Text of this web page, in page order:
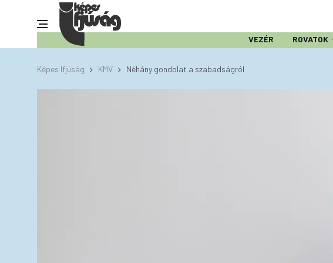
VEZÉR ROVATOK
Képes Ifjúság KMV Néhány gondolat a szabadságról